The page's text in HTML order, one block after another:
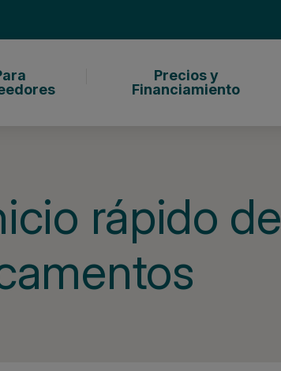
Precios y
Financiamiento
rápido de